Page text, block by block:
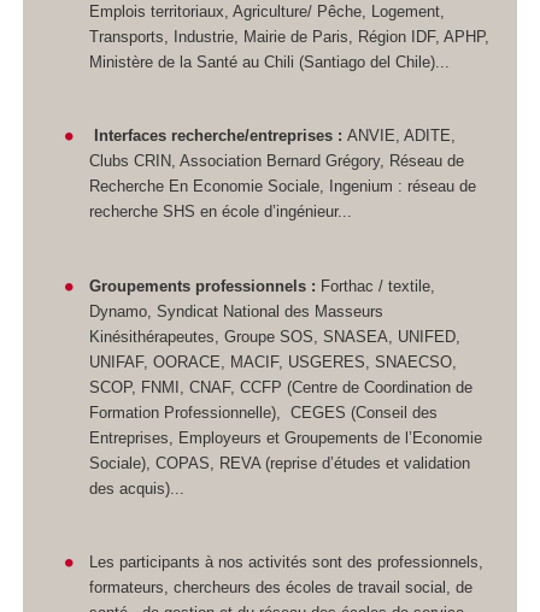
Emplois territoriaux, Agriculture/ Pêche, Logement,
Transports, Industrie, Mairie de Paris, Région IDF, APHP,
Ministère de la Santé au Chili (Santiago del Chile)...
Interfaces recherche/entreprises : ANVIE, ADITE,
Clubs CRIN, Association Bernard Grégory, Réseau de
Recherche En Economie Sociale, Ingenium : réseau de
recherche SHS en école d’ingénieur...
Groupements professionnels : Forthac / textile,
Dynamo, Syndicat National des Masseurs
Kinésithérapeutes, Groupe SOS, SNASEA, UNIFED,
UNIFAF, OORACE, MACIF, USGERES, SNAECSO,
SCOP, FNMI, CNAF, CCFP (Centre de Coordination de
Formation Professionnelle), CEGES (Conseil des
Entreprises, Employeurs et Groupements de l’Economie
Sociale), COPAS, REVA (reprise d’études et validation
des acquis)...
Les participants à nos activités sont des professionnels,
formateurs, chercheurs des écoles de travail social, de